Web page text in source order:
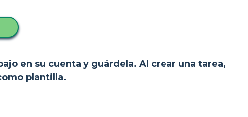
en su cuenta y guárdela. Al crear una tarea,
plantilla.